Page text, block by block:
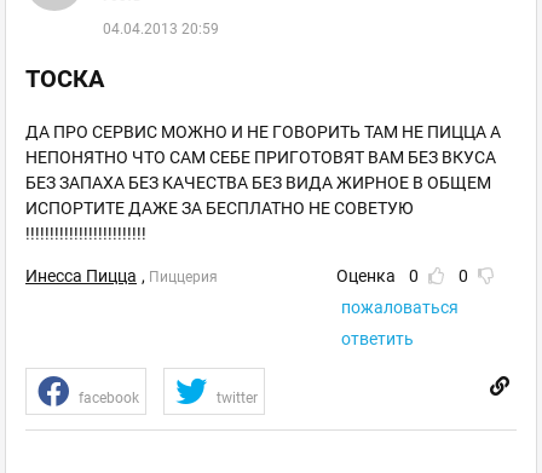
04.04.2013 20:59
ТОСКА
ДА ПРО СЕРВИС МОЖНО И НЕ ГОВОРИТЬ ТАМ НЕ ПИЦЦА А
НЕПОНЯТНО ЧТО САМ СЕБЕ ПРИГОТОВЯТ ВАМ БЕЗ ВКУСА
БЕЗ ЗАПАХА БЕЗ КАЧЕСТВА БЕЗ ВИДА ЖИРНОЕ В ОБЩЕМ
ИСПОРТИТЕ ДАЖЕ ЗА БЕСПЛАТНО НЕ СОВЕТУЮ
!!!!!!!!!!!!!!!!!!!!!!!!!
Инесса Пицца , Пиццерия Оценка 0
0
пожаловаться
ответить
facebook twitter